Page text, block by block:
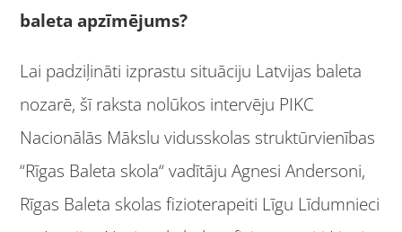
baleta apzīmējums?
Lai padziļināti izprastu situāciju Latvijas baleta
nozarē, šī raksta nolūkos intervēju PIKC
Nacionālās Mākslu vidusskolas struktūrvienības
“Rīgas Baleta skola“ vadītāju Agnesi Andersoni,
Rīgas Baleta skolas fizioterapeiti Līgu Līdumnieci